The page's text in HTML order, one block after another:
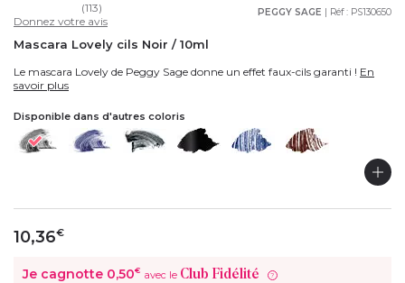
PEGGY SAGE | Réf : PS130650
(113)
Donnez votre avis
Mascara Lovely cils Noir / 10ml
Le mascara Lovely de Peggy Sage donne un effet faux-cils garanti ! En
savoir plus
Disponible dans d'autres coloris
10,36€
Je cagnotte 0,50€ avec le Club Fidélité ?